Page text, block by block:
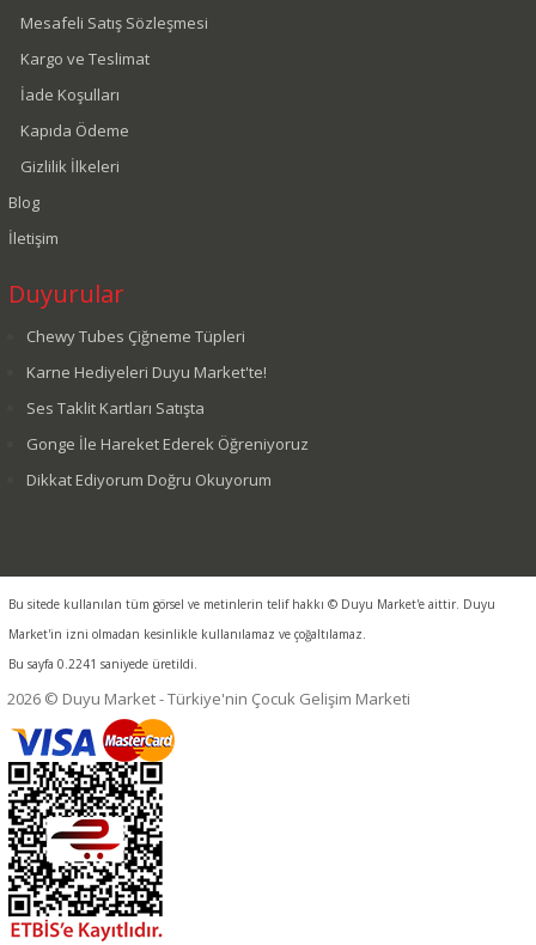
Mesafeli Satış Sözleşmesi
Kargo ve Teslimat
İade Koşulları
Kapıda Ödeme
Gizlilik İlkeleri
Blog
İletişim
Duyurular
Chewy Tubes Çiğneme Tüpleri
Karne Hediyeleri Duyu Market'te!
Ses Taklit Kartları Satışta
Gonge İle Hareket Ederek Öğreniyoruz
Dikkat Ediyorum Doğru Okuyorum
Bu sitede kullanılan tüm görsel ve metinlerin telif hakkı © Duyu Market'e aittir. Duyu
Market'in izni olmadan kesinlikle kullanılamaz ve çoğaltılamaz.
Bu sayfa 0.2241 saniyede üretildi.
2026 © Duyu Market - Türkiye'nin Çocuk Gelişim Marketi